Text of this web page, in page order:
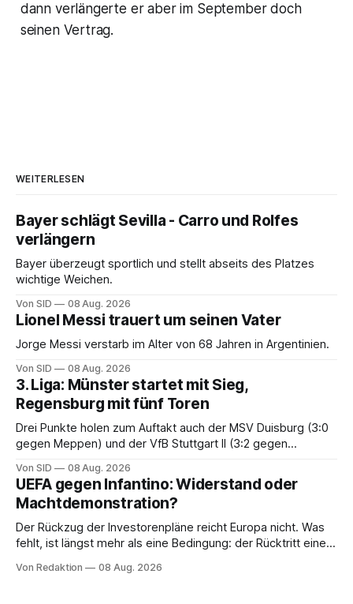
dann verlängerte er aber im September doch
seinen Vertrag.
WEITERLESEN
Bayer schlägt Sevilla - Carro und Rolfes
verlängern
Bayer überzeugt sportlich und stellt abseits des Platzes
wichtige Weichen.
Von SID 08 Aug. 2026
Lionel Messi trauert um seinen Vater
Jorge Messi verstarb im Alter von 68 Jahren in Argentinien.
Von SID 08 Aug. 2026
3. Liga: Münster startet mit Sieg,
Regensburg mit fünf Toren
Drei Punkte holen zum Auftakt auch der MSV Duisburg (3:0
gegen Meppen) und der VfB Stuttgart II (3:2 gegen
Von SID 08 Aug. 2026
UEFA gegen Infantino: Widerstand oder
Machtdemonstration?
Der Rückzug der Investorenpläne reicht Europa nicht. Was
fehlt, ist längst mehr als eine Bedingung: der Rücktritt eines
Von Redaktion 08 Aug. 2026